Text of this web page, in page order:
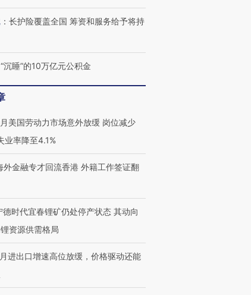
： 长护险覆盖全国 筹资和服务给予将持
“沉睡”的10万亿元公积金
美国劳动力市场意外放缓 岗位减少
业率降至4.1%
外金融专才回流香港 外籍工作签证翻
德时代宜春锂矿仍处停产状态 其动向
资源供需格局
进出口增速高位放缓，价格驱动还能